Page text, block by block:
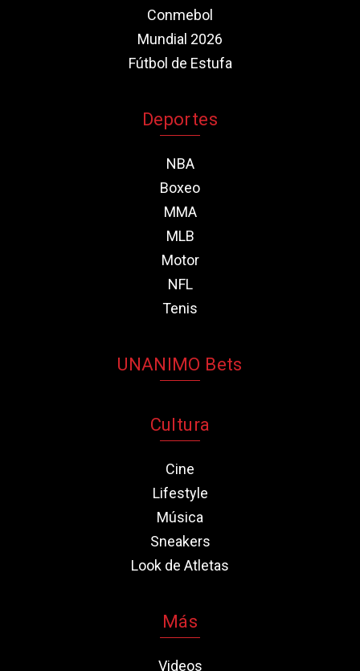
Conmebol
Mundial 2026
Fútbol de Estufa
Deportes
NBA
Boxeo
MMA
MLB
Motor
NFL
Tenis
UNANIMO Bets
Cultura
Cine
Lifestyle
Música
Sneakers
Look de Atletas
Más
Videos